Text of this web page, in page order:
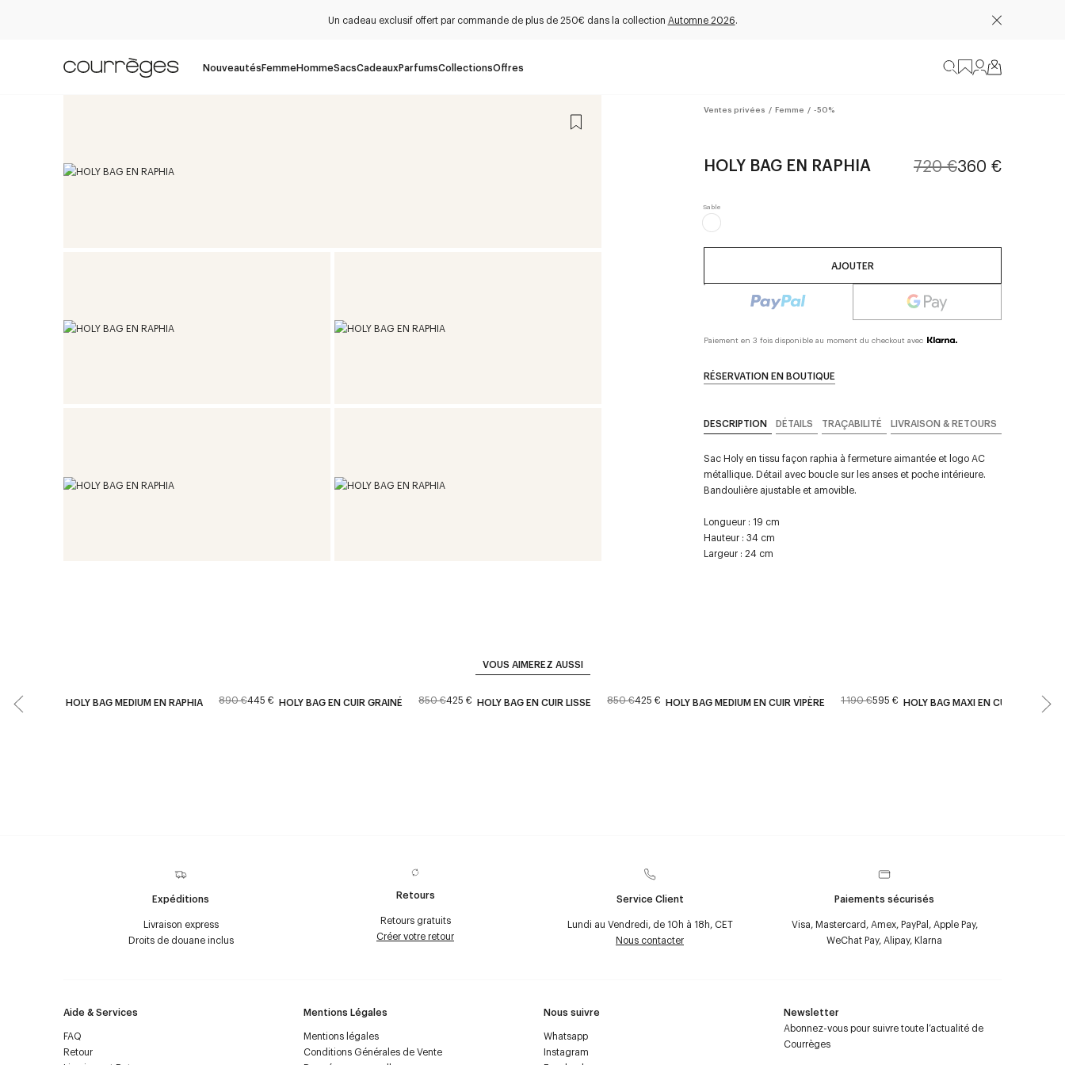
Un cadeau exclusif offert par commande de plus de 250€ dans la collection Automne 2026.
NouveautésFemmeHommeSacsCadeauxParfumsCollectionsOffres
Ventes privées / Femme / -50%
HOLY BAG EN RAPHIA 720 €360 €
AJOUTER
Paiement en 3 fois disponible au moment du checkout avec
RÉSERVATION EN BOUTIQUE
DESCRIPTION DÉTAILS TRAÇABILITÉ LIVRAISON & RETOURS
Sac Holy en tissu façon raphia à fermeture aimantée et logo AC
métallique. Détail avec boucle sur les anses et poche intérieure.
Bandoulière ajustable et amovible.
Longueur : 19 cm
Hauteur : 34 cm
Largeur : 24 cm
VOUS AIMEREZ AUSSI
HOLY BAG MEDIUM EN RAPHIA 890 €445 € HOLY BAG EN CUIR GRAINÉ 850 €425 € HOLY BAG EN CUIR LISSE 850 €425 € HOLY BAG MEDIUM EN CUIR VIPÈRE 1 190 €595 € HOLY BAG MAXI EN CUIR LISSE
Expéditions
Livraison express
Droits de douane inclus
Retours
Retours gratuits
Créer votre retour
Service Client
Lundi au Vendredi, de 10h à 18h, CET
Nous contacter
Paiements sécurisés
Visa, Mastercard, Amex, PayPal, Apple Pay,
WeChat Pay, Alipay, Klarna
Aide & Services
FAQ
Retour
Mentions Légales
Mentions légales
Conditions Générales de Vente
Nous suivre
Whatsapp
Instagram
Newsletter
Abonnez-vous pour suivre toute l’actualité de
Courrèges